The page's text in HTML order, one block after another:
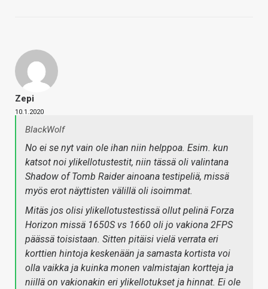
Zepi
10.1.2020
BlackWolf
No ei se nyt vain ole ihan niin helppoa. Esim. kun
katsot noi ylikellotustestit, niin tässä oli valintana
Shadow of Tomb Raider ainoana testipeliä, missä
myös erot näyttisten välillä oli isoimmat.
Mitäs jos olisi ylikellotustestissä ollut pelinä Forza
Horizon missä 1650S vs 1660 oli jo vakiona 2FPS
päässä toisistaan. Sitten pitäisi vielä verrata eri
korttien hintoja keskenään ja samasta kortista voi
olla vaikka ja kuinka monen valmistajan kortteja ja
niillä on vakionakin eri ylikellotukset ja hinnat. Ei ole